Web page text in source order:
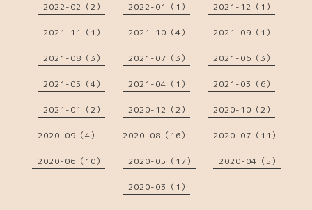
2022-02（2） 2022-01（1） 2021-12（1）
2021-11（1） 2021-10（4） 2021-09（1）
2021-08（3） 2021-07（3） 2021-06（3）
2021-05（4） 2021-04（1） 2021-03（6）
2021-01（2） 2020-12（2） 2020-10（2）
2020-09（4） 2020-08（16） 2020-07（11）
2020-06（10） 2020-05（17） 2020-04（5）
2020-03（1）